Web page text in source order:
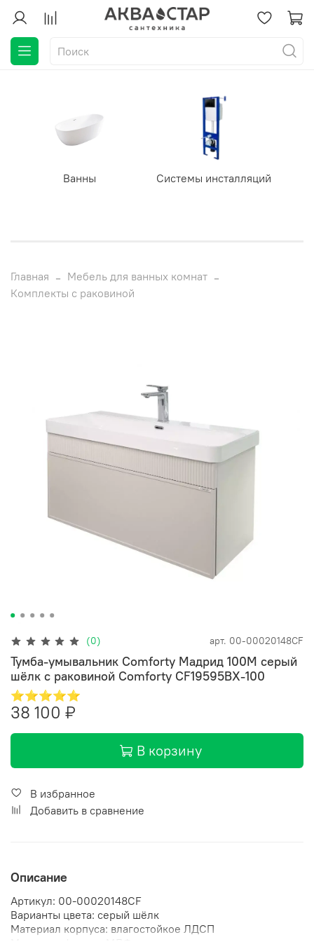
Ванны Системы инсталляций
Главная
Мебель для ванных комнат
Комплекты с раковиной
(0) арт. 00-00020148CF
Тумба-умывальник Comforty Мадрид 100M серый
шёлк с раковиной Comforty CF19595BX-100
⭐⭐⭐⭐⭐
38 100 ₽
В корзину
В избранное
Добавить в сравнение
Описание
Артикул: 00-00020148CF
Варианты цвета: серый шёлк
Материал корпуса: влагостойкое ЛДСП